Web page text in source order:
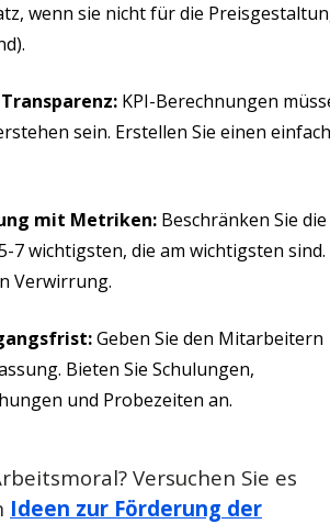
wenn sie nicht für die
KPI-Berechnungen
sein. Erstellen Sie einen
mit Metriken: Beschränken Sie die
7 wichtigsten, die am wichtigsten
Verwirrung.
Geben Sie den Mitarbeitern
Bieten Sie Schulungen,
und Probezeiten an.
Versuchen Sie es
Ideen zur Förderung der